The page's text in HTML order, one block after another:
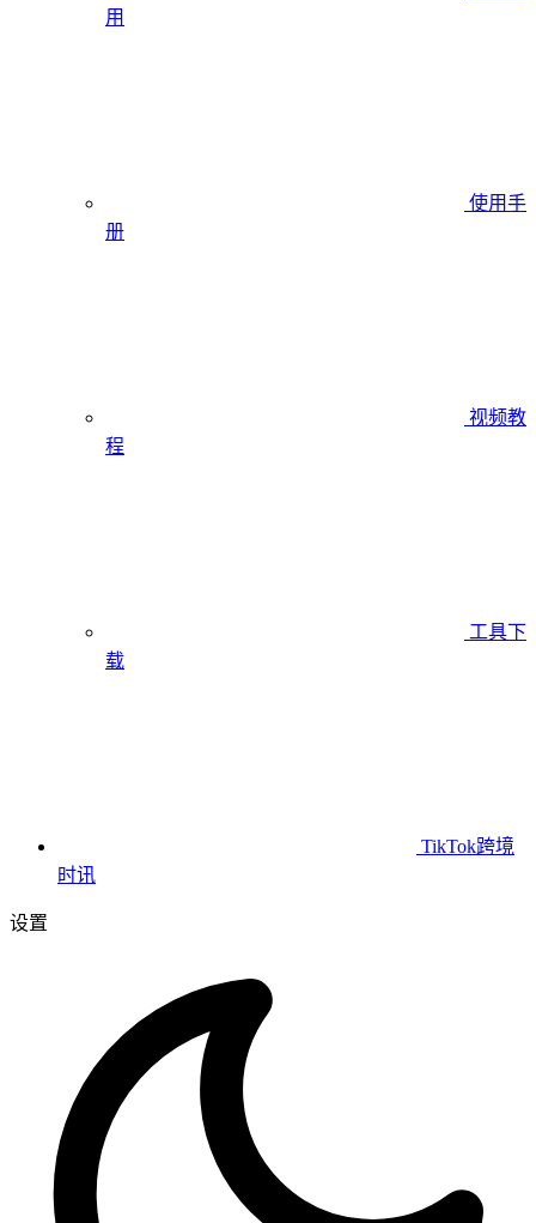
用
使用手
册
视频教
程
工具下
载
TikTok跨境
时讯
设置